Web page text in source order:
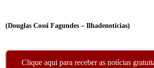
(Douglas Cossi Fagundes – Ilhadenoticias)
Clique aqui para receber as notícias